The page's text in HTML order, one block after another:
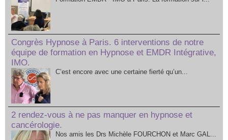
Congrès Hypnose à Paris. 6 interventions de notre
équipe de formation en Hypnose et EMDR Intégrative,
IMO.
C’est encore avec une certaine fierté qu’un...
2 rendez-vous à ne pas manquer en hypnose et
cancérologie.
Nos amis les Drs Michèle FOURCHON et Marc GAL...